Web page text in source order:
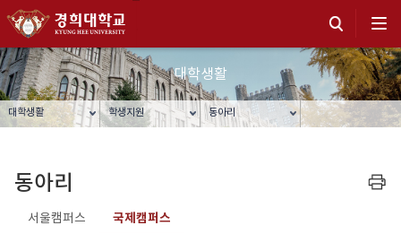
대학생활
대학생활 학생지원 동아리
동아리
서울캠퍼스 국제캠퍼스